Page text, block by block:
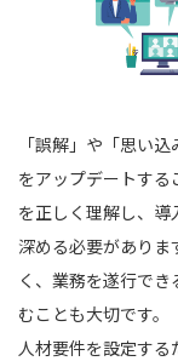
「誤解」や「思い
をアップデートする
を正しく理解し、
深める必要がありま
く、業務を遂行で
むことも大切です。
人材要件を設定す